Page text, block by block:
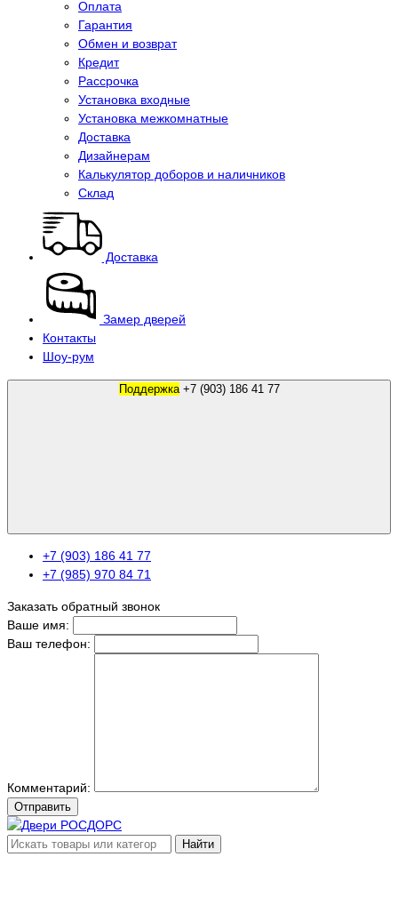
Оплата
Гарантия
Обмен и возврат
Кредит
Рассрочка
Установка входные
Установка межкомнатные
Доставка
Дизайнерам
Калькулятор доборов и наличников
Склад
Доставка
Замер дверей
Контакты
Шоу-рум
Поддержка +7 (903) 186 41 77
+7 (903) 186 41 77
+7 (985) 970 84 71
Заказать обратный звонок
Ваше имя:
Ваш телефон:
Комментарий:
Отправить
Найти